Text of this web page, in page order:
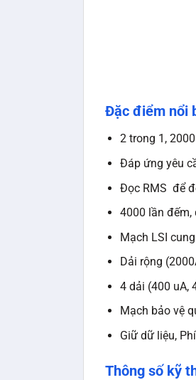
Đặc điểm nổi
2 trong 1,
Đáp ứng yêu
Đọc RMS để
4000 lần đếm,
Mạch LSI
Dải rộng
4 dải (400 uA,
Mạch bảo vệ
Giữ dữ liệu,
Thông số kỹ